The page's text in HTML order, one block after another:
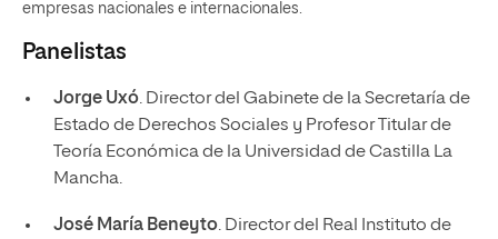
empresas nacionales e internacionales.
Panelistas
Jorge Uxó. Director del Gabinete de la Secretaría de
Estado de Derechos Sociales y Profesor Titular de
Teoría Económica de la Universidad de Castilla La
Mancha.
José María Beneyto. Director del Real Instituto de